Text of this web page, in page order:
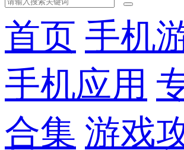
首页 手机
手机应用
合集 游戏